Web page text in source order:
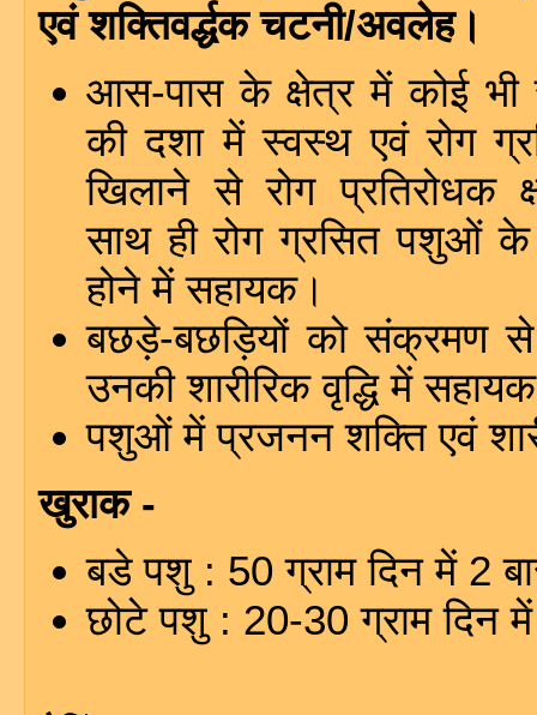
एवं शक्तिवर्द्धक चटनी/अवलेह।
आस-पास के क्षेत्र में कोई
की दशा में स्वस्थ एवं रोग
खिलाने से रोग प्रतिरोधक
साथ ही रोग ग्रसित पशुओं के
होने में सहायक।
बछड़े-बछड़ियों को संक्रमण से
उनकी शारीरिक वृद्धि में
पशुओं में प्रजनन शक्ति एवं
खुराक -
बडे पशु : 50 ग्राम दिन में 2
छोटे पशु : 20-30 ग्राम दिन